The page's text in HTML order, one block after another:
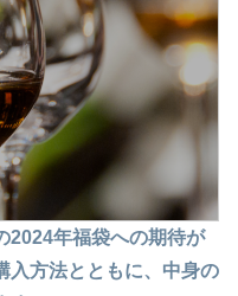
2024年福袋への期待が
入方法とともに、中身の